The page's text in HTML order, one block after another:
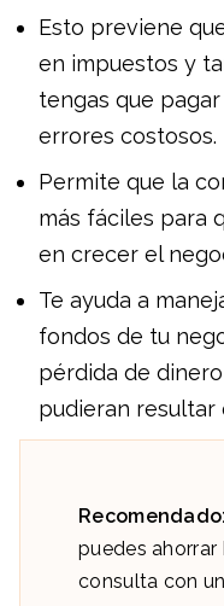
Esto previene
en impuestos y
tengas que
errores costosos.
Permite que la
más fáciles para
en crecer el
Te ayuda a
fondos de tu
pérdida de
pudieran resultar
Recomendado:
puedes
consulta con un